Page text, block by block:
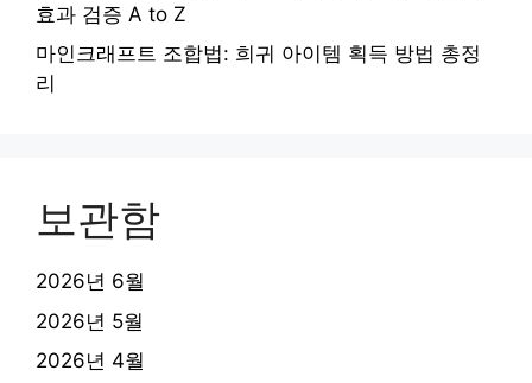
효과 검증 A to Z
마인크래프트 조합법: 희귀 아이템 획득 방법 총정
리
보관함
2026년 6월
2026년 5월
2026년 4월